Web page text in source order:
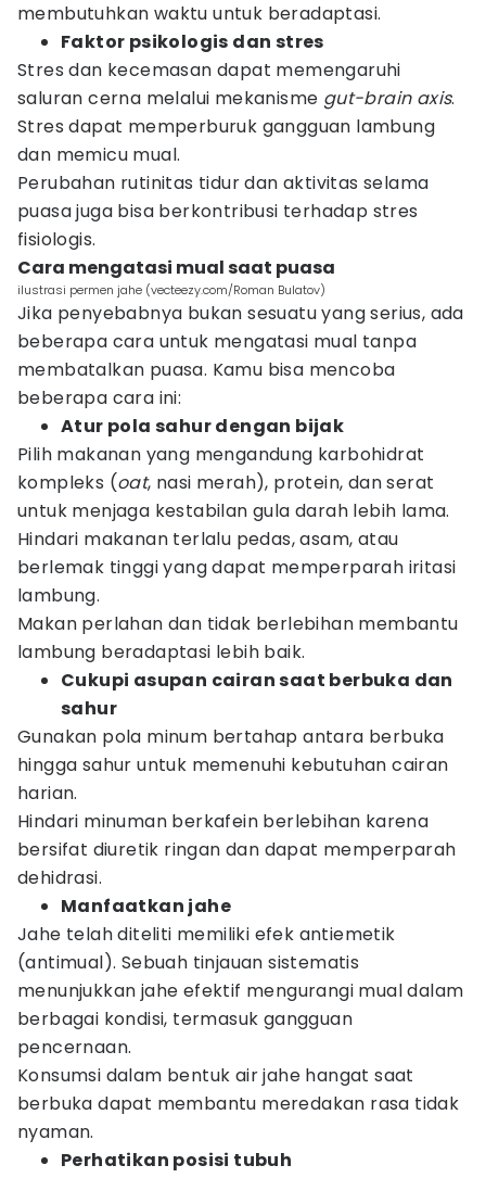
membutuhkan waktu untuk beradaptasi.
Faktor psikologis dan stres
Stres dan kecemasan dapat memengaruhi
saluran cerna melalui mekanisme gut-brain axis.
Stres dapat memperburuk gangguan lambung
dan memicu mual.
Perubahan rutinitas tidur dan aktivitas selama
puasa juga bisa berkontribusi terhadap stres
fisiologis.
Cara mengatasi mual saat puasa
ilustrasi permen jahe (vecteezy.com/Roman Bulatov)
Jika penyebabnya bukan sesuatu yang serius, ada
beberapa cara untuk mengatasi mual tanpa
membatalkan puasa. Kamu bisa mencoba
beberapa cara ini:
Atur pola sahur dengan bijak
Pilih makanan yang mengandung karbohidrat
kompleks (oat, nasi merah), protein, dan serat
untuk menjaga kestabilan gula darah lebih lama.
Hindari makanan terlalu pedas, asam, atau
berlemak tinggi yang dapat memperparah iritasi
lambung.
Makan perlahan dan tidak berlebihan membantu
lambung beradaptasi lebih baik.
Cukupi asupan cairan saat berbuka dan
sahur
Gunakan pola minum bertahap antara berbuka
hingga sahur untuk memenuhi kebutuhan cairan
harian.
Hindari minuman berkafein berlebihan karena
bersifat diuretik ringan dan dapat memperparah
dehidrasi.
Manfaatkan jahe
Jahe telah diteliti memiliki efek antiemetik
(antimual). Sebuah tinjauan sistematis
menunjukkan jahe efektif mengurangi mual dalam
berbagai kondisi, termasuk gangguan
pencernaan.
Konsumsi dalam bentuk air jahe hangat saat
berbuka dapat membantu meredakan rasa tidak
nyaman.
Perhatikan posisi tubuh